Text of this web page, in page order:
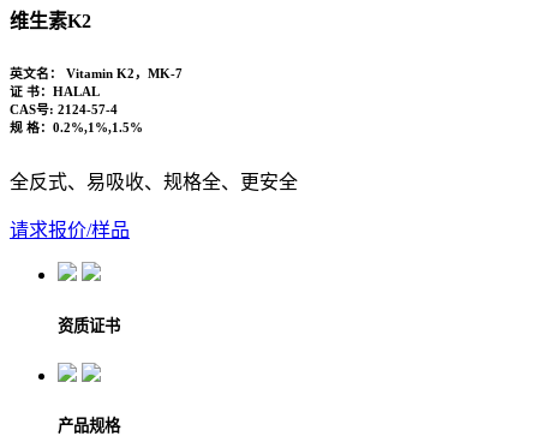
维生素K2
英文名：
Vitamin K2，MK-7
证 书： HALAL
CAS号: 2124-57-4
规 格： 0.2%,1%,1.5%
全反式、易吸收、规格全、更安全
请求报价/样品
资质证书
产品规格